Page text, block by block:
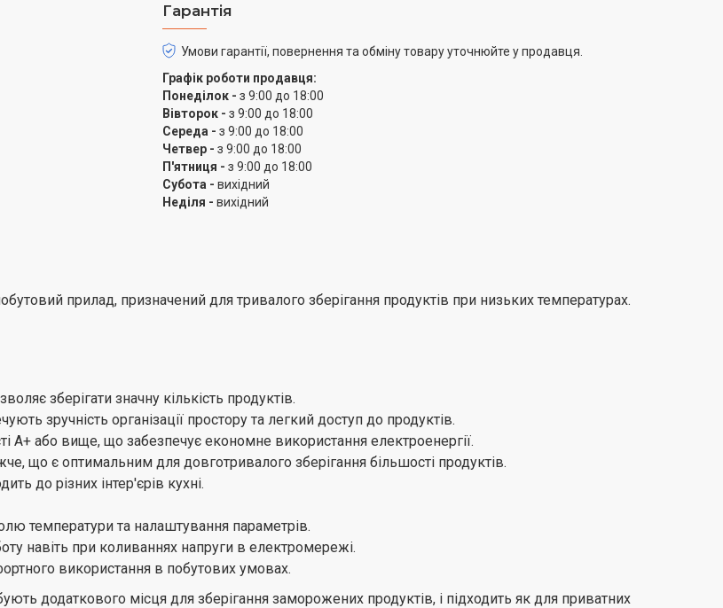
Ця морозильна камера є відмінним вибором для сімей, які потребують
додаткового місця для зберігання заморожених продуктів, і підходить як для
приватних будинків, так і для квартир.
Гарантія
Умови гарантії, повернення та обміну товару уточнюйте у продавця.
Графік роботи продавця:
Понеділок - з 9:00 до 18:00
Вівторок - з 9:00 до 18:00
Середа - з 9:00 до 18:00
Четвер - з 9:00 до 18:00
П'ятниця - з 9:00 до 18:00
Субота - вихідний
Неділя - вихідний
прилад, призначений для тривалого зберігання продуктів при низьких температурах.
зберігати значну кількість продуктів.
зручність організації простору та легкий доступ до продуктів.
A+ або вище, що забезпечує економне використання електроенергії.
що є оптимальним для довготривалого зберігання більшості продуктів.
до різних інтер'єрів кухні.
температури та налаштування параметрів.
навіть при коливаннях напруги в електромережі.
використання в побутових умовах.
додаткового місця для зберігання заморожених продуктів, і підходить як для приватних